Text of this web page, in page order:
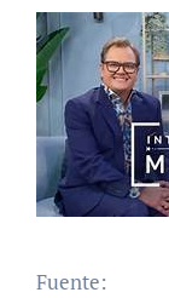
Fuente: